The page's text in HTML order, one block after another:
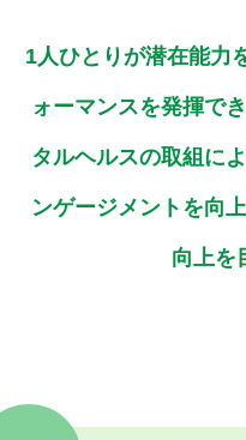
1人ひとりが潜在能力
ォーマンスを発揮で
タルヘルスの取組に
ンゲージメントを向上
向上を